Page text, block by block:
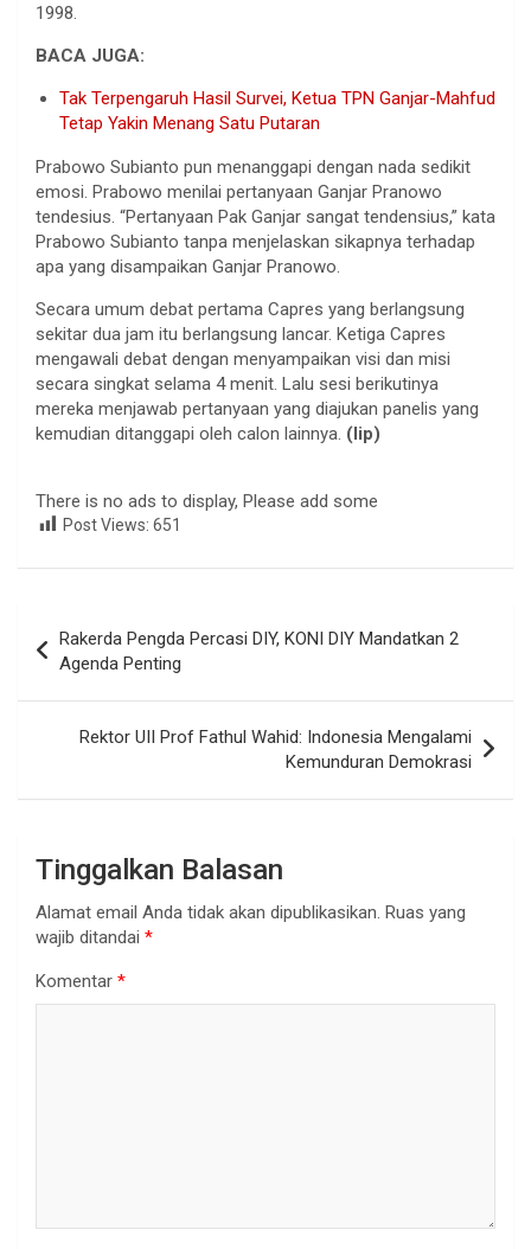
1998.
BACA JUGA:
Tak Terpengaruh Hasil Survei, Ketua TPN Ganjar-Mahfud
Tetap Yakin Menang Satu Putaran
Prabowo Subianto pun menanggapi dengan nada sedikit
emosi. Prabowo menilai pertanyaan Ganjar Pranowo
tendesius. “Pertanyaan Pak Ganjar sangat tendensius,” kata
Prabowo Subianto tanpa menjelaskan sikapnya terhadap
apa yang disampaikan Ganjar Pranowo.
Secara umum debat pertama Capres yang berlangsung
sekitar dua jam itu berlangsung lancar. Ketiga Capres
mengawali debat dengan menyampaikan visi dan misi
secara singkat selama 4 menit. Lalu sesi berikutinya
mereka menjawab pertanyaan yang diajukan panelis yang
kemudian ditanggapi oleh calon lainnya. (lip)
There is no ads to display, Please add some
Post Views: 651
pos
Rakerda Pengda Percasi DIY, KONI DIY Mandatkan 2
Agenda Penting
Rektor UII Prof Fathul Wahid: Indonesia Mengalami
Kemunduran Demokrasi
Tinggalkan Balasan
Alamat email Anda tidak akan dipublikasikan. Ruas yang
wajib ditandai *
Komentar *